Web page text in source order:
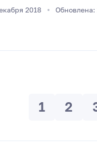
2018 Обновлена:
2
1